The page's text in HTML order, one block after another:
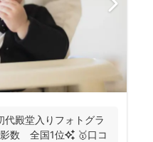
代殿堂入りフォトグラ